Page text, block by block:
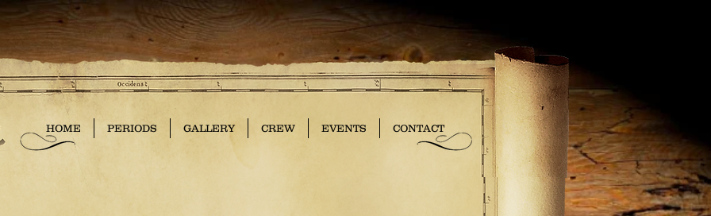
HOME PERIODS GALLERY CREW EVENTS CONTACT